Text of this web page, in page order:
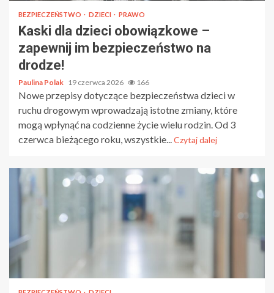
BEZPIECZEŃSTWO DZIECI PRAWO
Kaski dla dzieci obowiązkowe –
zapewnij im bezpieczeństwo na
drodze!
Paulina Polak 19 czerwca 2026 166
Nowe przepisy dotyczące bezpieczeństwa dzieci w
ruchu drogowym wprowadzają istotne zmiany, które
mogą wpłynąć na codzienne życie wielu rodzin. Od 3
czerwca bieżącego roku, wszystkie...Czytaj dalej